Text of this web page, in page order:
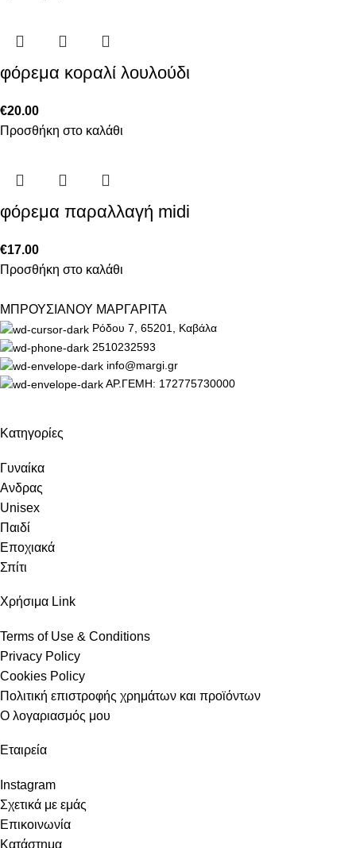
φόρεμα κοραλί λουλούδι
€20.00
Προσθήκη στο καλάθι
φόρεμα παραλλαγή midi
€17.00
Προσθήκη στο καλάθι
ΜΠΡΟΥΣΙΑΝΟΥ ΜΑΡΓΑΡΙΤΑ
Ρόδου 7, 65201, Καβάλα
2510232593
info@margi.gr
ΑΡ.ΓΕΜΗ: 172775730000
Κατηγορίες
Γυναίκα
Ανδρας
Unisex
Παιδί
Εποχιακά
Σπίτι
Χρήσιμα Link
Terms of Use & Conditions
Privacy Policy
Cookies Policy
Πολιτική επιστροφής χρημάτων και προϊόντων
Ο λογαριασμός μου
Εταιρεία
Instagram
Σχετικά με εμάς
Επικοινωνία
Κατάστημα